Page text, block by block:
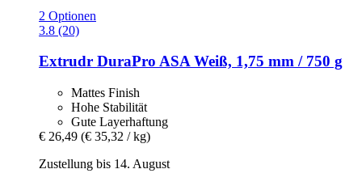
2 Optionen
3.8 (20)
Extrudr DuraPro ASA Weiß, 1,75 mm / 750 g
Mattes Finish
Hohe Stabilität
Gute Layerhaftung
€ 26,49 (€ 35,32 / kg)
Zustellung bis 14. August